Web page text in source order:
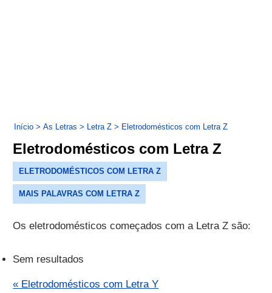
Início > As Letras > Letra Z > Eletrodomésticos com Letra Z
Eletrodomésticos com Letra Z
ELETRODOMÉSTICOS COM LETRA Z
MAIS PALAVRAS COM LETRA Z
Os eletrodomésticos começados com a Letra Z são:
Sem resultados
« Eletrodomésticos com Letra Y